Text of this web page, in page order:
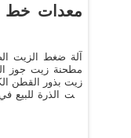
آلة ضغط الزيت
زيت بذور القطن
زيت الذرة للبيع